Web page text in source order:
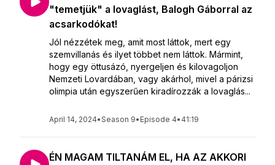
"temetjük" a lovaglást, Balogh Gáborral az
acsarkodókat!
Jól nézzétek meg, amit most láttok, mert egy
szemvillanás és ilyet többet nem láttok. Mármint,
hogy egy öttusázó, nyergeljen és kilovagoljon
Nemzeti Lovardában, vagy akárhol, mivel a párizsi
olimpia után egyszerűen kiradírozzák a lovaglás...
April 14, 2024•Season 9• Episode 4• 41:19
ÉN MAGAM TILTANÁM EL, HA AZ AKKORI